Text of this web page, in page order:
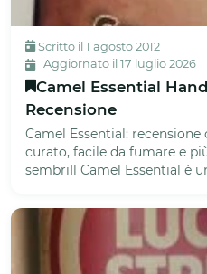
Scritto il 1 agosto 2012
Aggiornato il 17 luglio 2026
Camel Essential
Recensione
Camel Essential:
curato, facile da fumare e
sembriIl Camel Essential è